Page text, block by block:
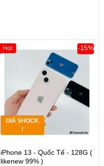
GIÁ SHOCK
!
iPhone 13 - Quốc Tế - 128G (
likenew 99% )
-15%
Hot